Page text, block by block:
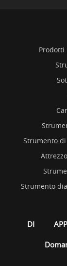
Strumento
Strumento
DI